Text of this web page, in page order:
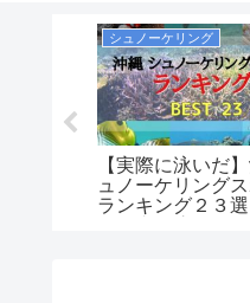
シュノーケリング
【実際に泳いだ
ュノーケリング
ランキング２３